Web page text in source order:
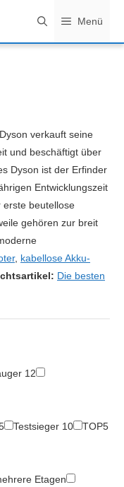
Menü
verkauft seine
und beschäftigt über
Dyson ist der Erfinder
Entwicklungszeit
erste beutellose
gehören zur breit
, kabellose Akku-
Die besten
12
Testsieger 10
TOP5
Etagen